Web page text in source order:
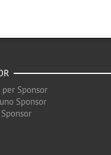
per Sponsor
Sponsor